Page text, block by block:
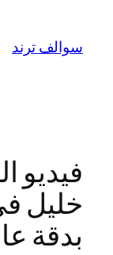
المحتوى
سوالف ترند
فيديو
بدقة